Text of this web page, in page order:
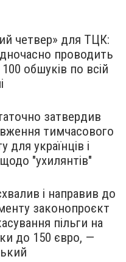
четвер» для ТЦК:
проводить
обшуків по всій
затвердив
тимчасового
для українців і
"ухилянтів"
і направив до
законопроєкт
пільги на
до 150 євро, —